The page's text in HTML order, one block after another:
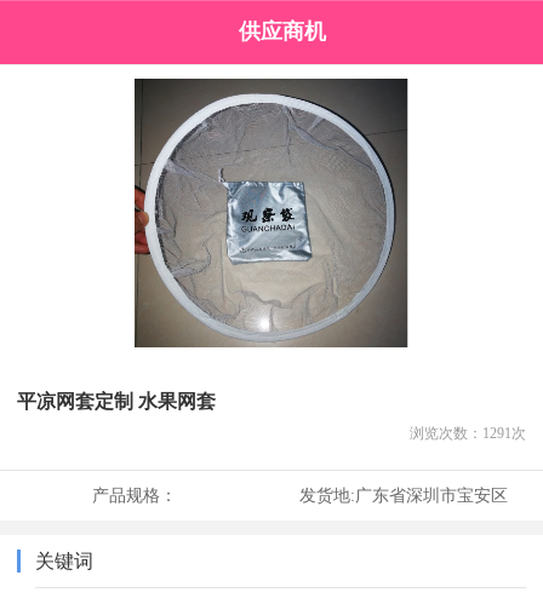
供应商机
平凉网套定制 水果网套
浏览次数： 1291 次
产品规格： 发货地:广东省深圳市宝安区
关键词